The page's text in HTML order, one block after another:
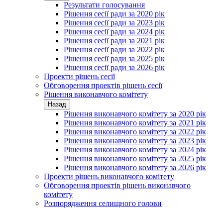
Результати голосування
Рішення сесії ради за 2020 рік
Рішення сесії ради за 2023 рік
Рішення сесії ради за 2024 рік
Рішення сесії ради за 2021 рік
Рішення сесії ради за 2022 рік
Рішення сесії ради за 2025 рік
Рішення сесії ради за 2026 рік
Проекти рішень сесії
Обговорення проектів рішень сесії
Рішення виконавчого комітету
Назад
Рішення виконавчого комітету за 2020 рік
Рішення виконавчого комітету за 2021 рік
Рішення виконавчого комітету за 2022 рік
Рішення виконавчого комітету за 2023 рік
Рішення виконавчого комітету за 2024 рік
Рішення виконавчого комітету за 2025 рік
Рішення виконавчого комітету за 2026 рік
Проекти рішень виконавчого комітету
Обговорення проектів рішень виконавчого
комітету
Розпорядження селищного голови